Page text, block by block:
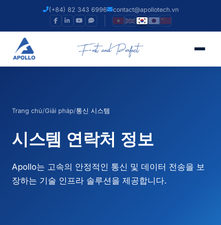
(+84) 82 343 6996 contact@apollotech.vn
Trang chủ/Giải pháp/통신 시스템
시스템 연락처 정보
Apollo는 고속의 안정적인 통신 및 데이터 전송을 보
장하는 기술 인프라 솔루션을 제공합니다.